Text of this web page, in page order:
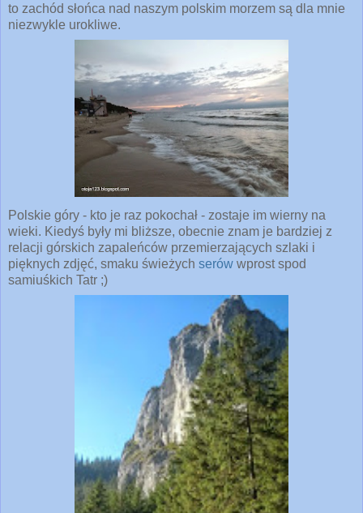
to zachód słońca nad naszym polskim morzem są dla mnie
niezwykle urokliwe.
Polskie góry - kto je raz pokochał - zostaje im wierny na
wieki. Kiedyś były mi bliższe, obecnie znam je bardziej z
relacji górskich zapaleńców przemierzających szlaki i
pięknych zdjęć, smaku świeżych serów wprost spod
samiuśkich Tatr ;)